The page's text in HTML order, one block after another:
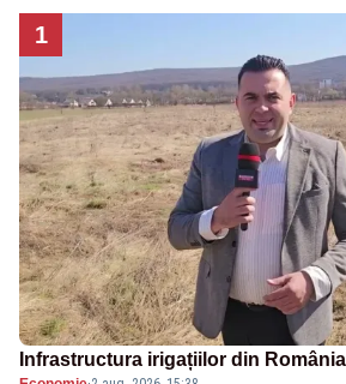
1
Infrastructura irigațiilor din